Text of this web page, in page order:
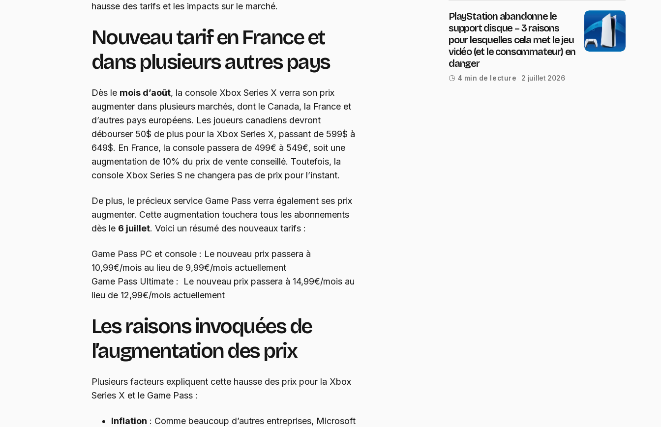
hausse des tarifs et les impacts sur le marché.
Nouveau tarif en France et
dans plusieurs autres pays
Dès le mois d’août, la console Xbox Series X verra son prix
augmenter dans plusieurs marchés, dont le Canada, la France et
d’autres pays européens. Les joueurs canadiens devront
débourser 50$ de plus pour la Xbox Series X, passant de 599$ à
649$. En France, la console passera de 499€ à 549€, soit une
augmentation de 10% du prix de vente conseillé. Toutefois, la
console Xbox Series S ne changera pas de prix pour l’instant.
De plus, le précieux service Game Pass verra également ses prix
augmenter. Cette augmentation touchera tous les abonnements
dès le 6 juillet. Voici un résumé des nouveaux tarifs :
Game Pass PC et console : Le nouveau prix passera à
10,99€/mois au lieu de 9,99€/mois actuellement
Game Pass Ultimate : Le nouveau prix passera à 14,99€/mois au
lieu de 12,99€/mois actuellement
Les raisons invoquées de
l’augmentation des prix
Plusieurs facteurs expliquent cette hausse des prix pour la Xbox
Series X et le Game Pass :
Inflation : Comme beaucoup d’autres entreprises, Microsoft
PlayStation abandonne le
support disque – 3 raisons
pour lesquelles cela met le jeu
vidéo (et le consommateur) en
danger
4 min de lecture 2 juillet 2026